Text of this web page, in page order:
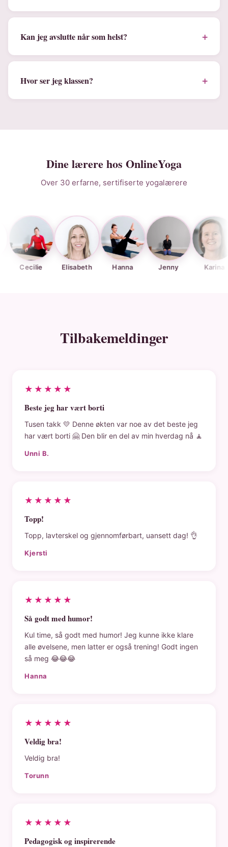
Kan jeg avslutte når som helst? +
Hvor ser jeg klassen? +
Dine lærere hos OnlineYoga
Over 30 erfarne, sertifiserte yogalærere
Elisabeth Hanna Jenny Karina
Tilbakemeldinger
★★★★★
Beste jeg har vært borti
Tusen takk 💛 Denne økten var noe av det beste jeg
har vært borti 🤗 Den blir en del av min hverdag nå 🧘
Unni B.
★★★★★
Topp!
Topp, lavterskel og gjennomførbart, uansett dag! 👌
Kjersti
★★★★★
Så godt med humor!
Kul time, så godt med humor! Jeg kunne ikke klare
alle øvelsene, men latter er også trening! Godt ingen
så meg 😂😂😂
Hanna
★★★★★
Veldig bra!
Veldig bra!
Torunn
★★★★★
Pedagogisk og inspirerende